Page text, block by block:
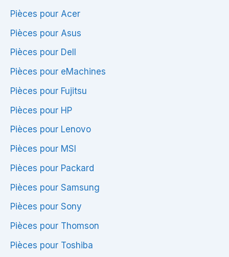
Pièces pour Acer
Pièces pour Asus
Pièces pour Dell
Pièces pour eMachines
Pièces pour Fujitsu
Pièces pour HP
Pièces pour Lenovo
Pièces pour MSI
Pièces pour Packard
Pièces pour Samsung
Pièces pour Sony
Pièces pour Thomson
Pièces pour Toshiba